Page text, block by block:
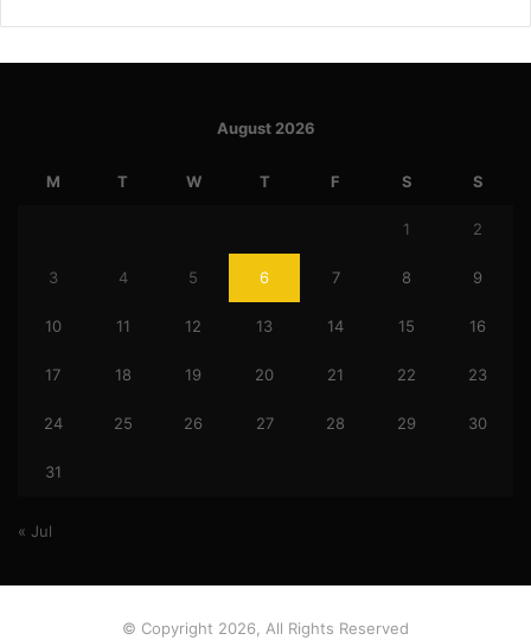
August 2026
M T W T F S S
1 2
3 4 5 6 7 8 9
10 11 12 13 14 15 16
17 18 19 20 21 22 23
24 25 26 27 28 29 30
31
« Jul
© Copyright 2026, All Rights Reserved